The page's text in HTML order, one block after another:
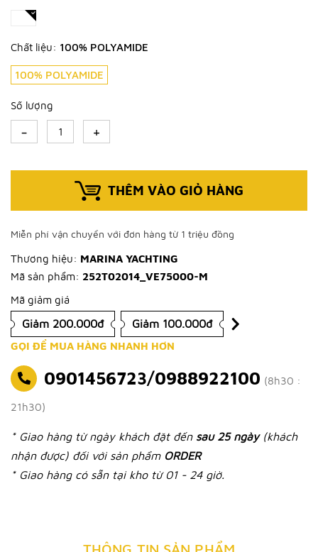
Chất liệu: 100% POLYAMIDE
100% POLYAMIDE
Số lượng
- +
THÊM VÀO GIỎ HÀNG
Miễn phí vận chuyển với đơn hàng từ 1 triệu đồng
Thương hiệu: MARINA YACHTING
Mã sản phẩm: 252T02014_VE75000-M
Mã giảm giá
Giảm 200.000đ Giảm 100.000đ
GỌI ĐỂ MUA HÀNG NHANH HƠN
0901456723/0988922100 (8h30 :
21h30)
* Giao hàng từ ngày khách đặt đến sau 25 ngày (khách
nhận được) đối với sản phẩm ORDER
* Giao hàng có sẵn tại kho từ 01 - 24 giờ.